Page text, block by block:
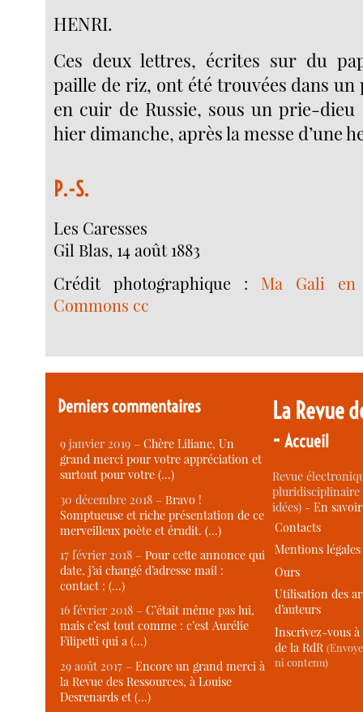
HENRI.
Ces deux lettres, écrites sur du
paille de riz, ont été trouvées dans
en cuir de Russie, sous un prie-dieu
hier dimanche, après la messe d’une
P.-S.
Les Caresses
Gil Blas, 14 août 1883
Crédit photographique : Ma Gali
Commons cc
Derniers commentaires
9 janvier 2019 –Chère Liliane, Un
grand merci pour votre appréciation et
surtout pour votre (…)
30 décembre 2018 –Bravo !
Somptueuse et riche présentation de ce
merveilleux poète et érudit. (…)
17 février 2018 –Pour cette annonce qui
date, j’ai changé d’adresse mail :
contact : (…)
16 février 2018 –C’était même pas lui,
mais c’est tout comme : c’est Aurélie
Filipetti qui a (…)
29 août 2017 –Encore un grand merci à
la Revue des Ressources, à Louise
Desrenards et (…)
La Revue
-Accueil
Revue
idées) -En
Contacts
Mentions légales
Ours
Utilisation des
d’auteurs
Inscrivez-vous
de la RdR
ni contenu)